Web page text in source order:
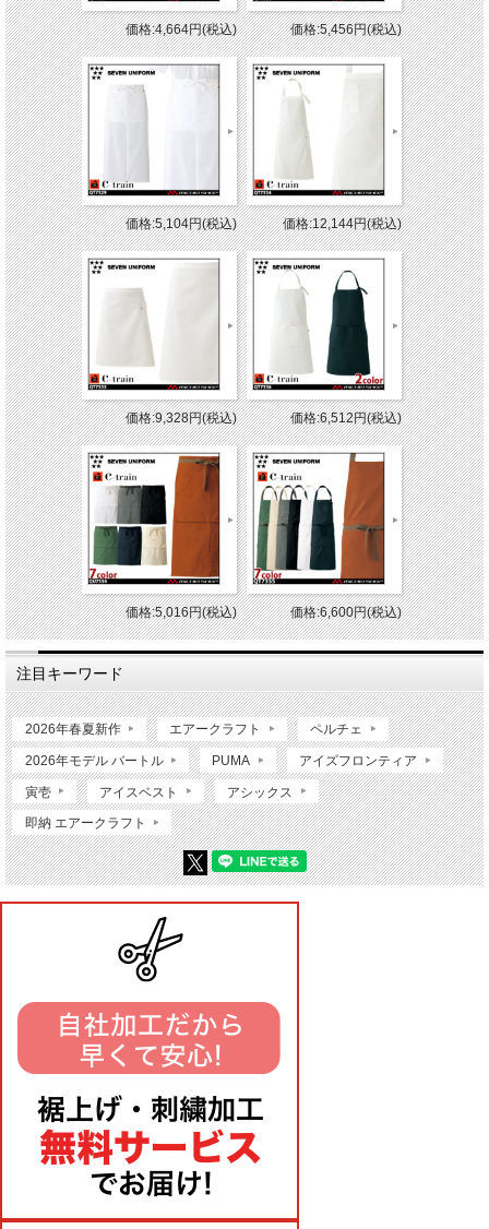
価格:4,664円(税込) 価格:5,456円(税込)
価格:5,104円(税込) 価格:12,144円(税込)
価格:9,328円(税込) 価格:6,512円(税込)
価格:5,016円(税込) 価格:6,600円(税込)
注目キーワード
2026年春夏新作 エアークラフト ペルチェ
2026年モデル バートル PUMA アイズフロンティア
寅壱 アイスベスト アシックス
即納 エアークラフト